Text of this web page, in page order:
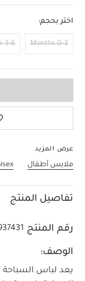
اختر بحجم:
0-3 Months
3-6 Months
عرض المزيد
ملابس أطفال
تفاصيل المنتج
رقم المنتج
الوصف:
يعد لباس السباحة